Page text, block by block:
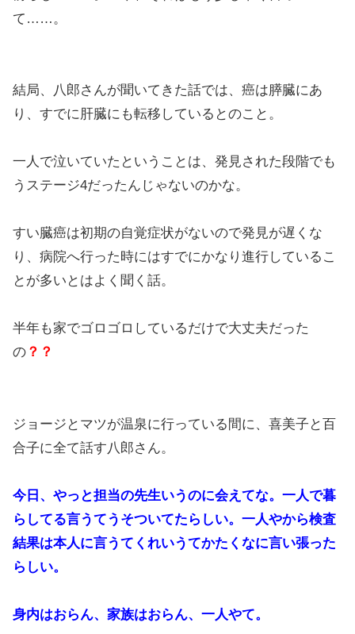
て……。
結局、八郎さんが聞いてきた話では、癌は膵臓にあ
り、すでに肝臓にも転移しているとのこと。
一人で泣いていたということは、発見された段階でも
うステージ4だったんじゃないのかな。
すい臓癌は初期の自覚症状がないので発見が遅くな
り、病院へ行った時にはすでにかなり進行しているこ
とが多いとはよく聞く話。
半年も家でゴロゴロしているだけで大丈夫だった
の ？？
ジョージとマツが温泉に行っている間に、喜美子と百
合子に全て話す八郎さん。
今日、やっと担当の先生いうのに会えてな。一人で暮
らしてる言うてうそついてたらしい。一人やから検査
結果は本人に言うてくれいうてかたくなに言い張った
らしい。
身内はおらん、家族はおらん、一人やて。